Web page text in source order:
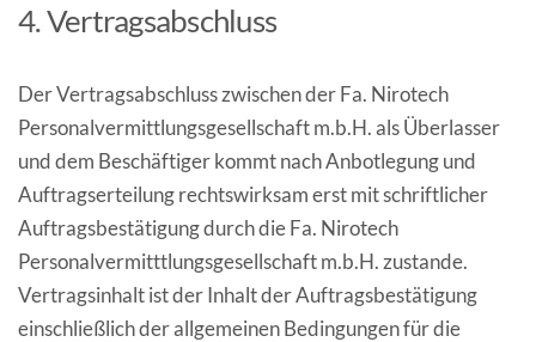
4. Vertragsabschluss
Der Vertragsabschluss zwischen der Fa. Nirotech
Personalvermittlungsgesellschaft m.b.H. als Überlasser
und dem Beschäftiger kommt nach Anbotlegung und
Auftragserteilung rechtswirksam erst mit schriftlicher
Auftragsbestätigung durch die Fa. Nirotech
Personalvermitttlungsgesellschaft m.b.H. zustande.
Vertragsinhalt ist der Inhalt der Auftragsbestätigung
einschließlich der allgemeinen Bedingungen für die